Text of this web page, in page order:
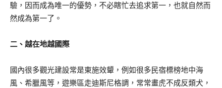
驗，因而成為唯一的優勢，不必瞎忙去追求第一，也就自然而
然成為第一了。
二、越在地越國際
國內很多觀光建設常是東施效顰，例如很多民宿標榜地中海
風、希臘風等，遊樂區走迪斯尼格調，常常畫虎不成反類犬，